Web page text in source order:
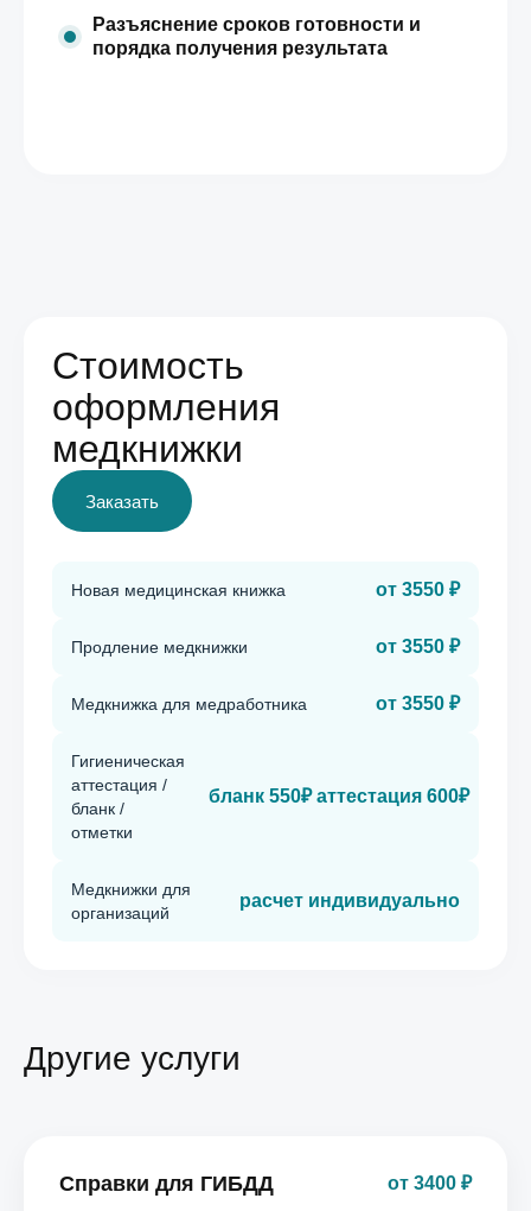
Разъяснение сроков готовности и
порядка получения результата
Стоимость
оформления
медкнижки
Заказать
Новая медицинская книжка от 3550 ₽
Продление медкнижки от 3550 ₽
Медкнижка для медработника от 3550 ₽
Гигиеническая
аттестация /
бланк /
отметки
бланк 550₽ аттестация 600₽
Медкнижки для
организаций
расчет индивидуально
Другие услуги
Справки для ГИБДД от 3400 ₽